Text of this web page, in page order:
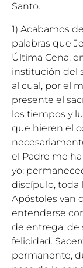
Santo.
1) Acabamos
palabras que
Última Cena,
institución del
al cual, por el
presente el
los tiempos y
que hieren el
el Padre me
yo;
discípulo, toda
Apóstoles van
entenderse
de entrega, de
felicidad.
permanente,